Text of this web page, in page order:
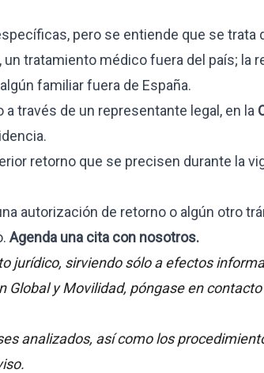
pero se entiende que se trata
tratamiento médico fuera del país; la
familiar fuera de España.
través de un representante legal, en la
retorno que se precisen durante la
autorización de retorno o algún otro
Agenda una cita con nosotros.
jurídico, sirviendo sólo a efectos
y Movilidad, póngase en
analizados, así como los